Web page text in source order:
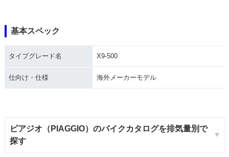
基本スペック
タイプグレード名 X9-500
仕向け・仕様 海外メーカーモデル
ピアジオ（PIAGGIO）のバイクカタログを排気量別で
探す